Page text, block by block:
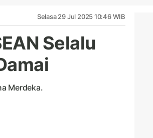
Selasa 29 Jul 2025 10:46 WIB
Selalu
Merdeka.